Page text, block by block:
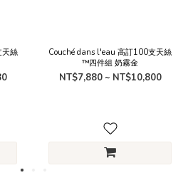
絲
Couché dans l'eau 高訂100支天絲
™四件組 奶霧金
NT$7,880 ~ NT$10,800